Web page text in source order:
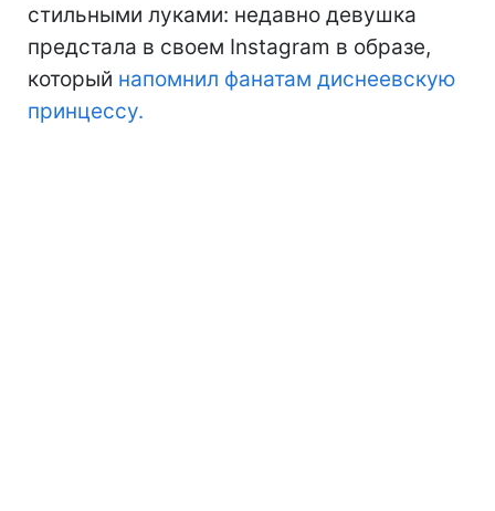
стильными луками: недавно девушка
предстала в своем Instagram в образе,
который напомнил фанатам диснеевскую
принцессу.